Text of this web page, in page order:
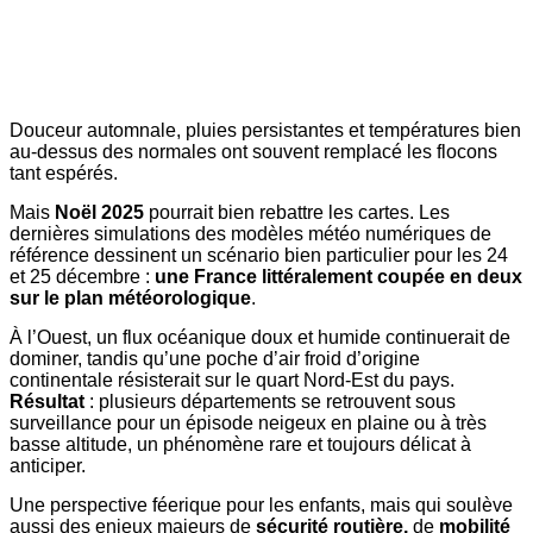
Douceur automnale, pluies persistantes et températures bien
au-dessus des normales ont souvent remplacé les flocons
tant espérés.
Mais Noël 2025 pourrait bien rebattre les cartes. Les
dernières simulations des modèles météo numériques de
référence dessinent un scénario bien particulier pour les 24
et 25 décembre : une France littéralement coupée en deux
sur le plan météorologique.
À l’Ouest, un flux océanique doux et humide continuerait de
dominer, tandis qu’une poche d’air froid d’origine
continentale résisterait sur le quart Nord-Est du pays.
Résultat : plusieurs départements se retrouvent sous
surveillance pour un épisode neigeux en plaine ou à très
basse altitude, un phénomène rare et toujours délicat à
anticiper.
Une perspective féerique pour les enfants, mais qui soulève
aussi des enjeux majeurs de sécurité routière, de mobilité